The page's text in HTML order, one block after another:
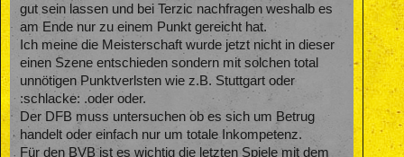
gut sein lassen und bei Terzic nachfragen weshalb es
am Ende nur zu einem Punkt gereicht hat.
Ich meine die Meisterschaft wurde jetzt nicht in dieser
einen Szene entschieden sondern mit solchen total
unnötigen Punktverlsten wie z.B. Stuttgart oder
:schlacke: .oder oder.
Der DFB muss untersuchen ob es sich um Betrug
handelt oder einfach nur um totale Inkompetenz.
Für den BVB ist es wichtig die letzten Spiele mit dem